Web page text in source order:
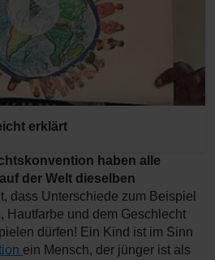
erklärt
haben alle
der Welt dieselben
dass Unterschiede zum Beispiel
Hautfarbe und dem Geschlecht
dürfen! Ein Kind ist im Sinn
ein Mensch, der jünger ist als